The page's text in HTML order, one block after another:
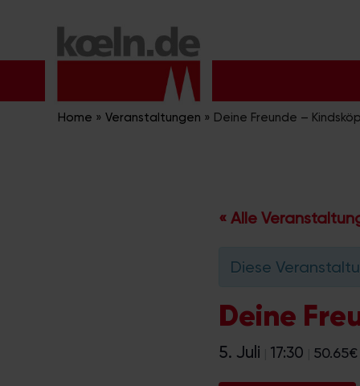
Inhalt
Home » Veranstaltungen » Deine Freunde –
« Alle
Diese
Deine
5. Juli 17:30 50.65€